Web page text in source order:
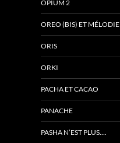
OPIUM 2
OREO (BIS) ET MÉLODIE
ORIS
ORKI
PACHA ET CACAO
PANACHE
PASHA N’EST PLUS….